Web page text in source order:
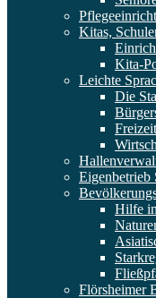
Kitas,
Kita-
Leichte
Die
Eigenbetrieb
Hilfe
Flörsheimer